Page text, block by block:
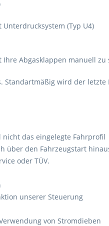
(Typ U4)
Abgasklappen manuell zu
Standartmäßig wird der
das eingelegte Fahrprofil
über den Fahrzeugstart
oder TÜV.
unserer Steuerung
von Stromdieben